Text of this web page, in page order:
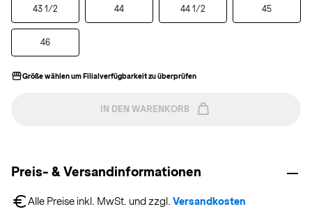
43 1/2 44 44 1/2 45
46
Größe wählen um Filialverfügbarkeit zu überprüfen
IN DEN WARENKORB
Preis- & Versandinformationen
Alle Preise inkl. MwSt. und zzgl. Versandkosten